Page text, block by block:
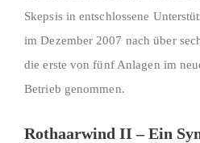
Skepsis in entschlossene
im Dezember 2007 nach über
die erste von fünf Anlagen im
Betrieb genommen.
Rothaarwind II – Ein